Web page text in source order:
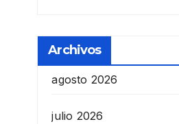
Archivos
agosto 2026
julio 2026